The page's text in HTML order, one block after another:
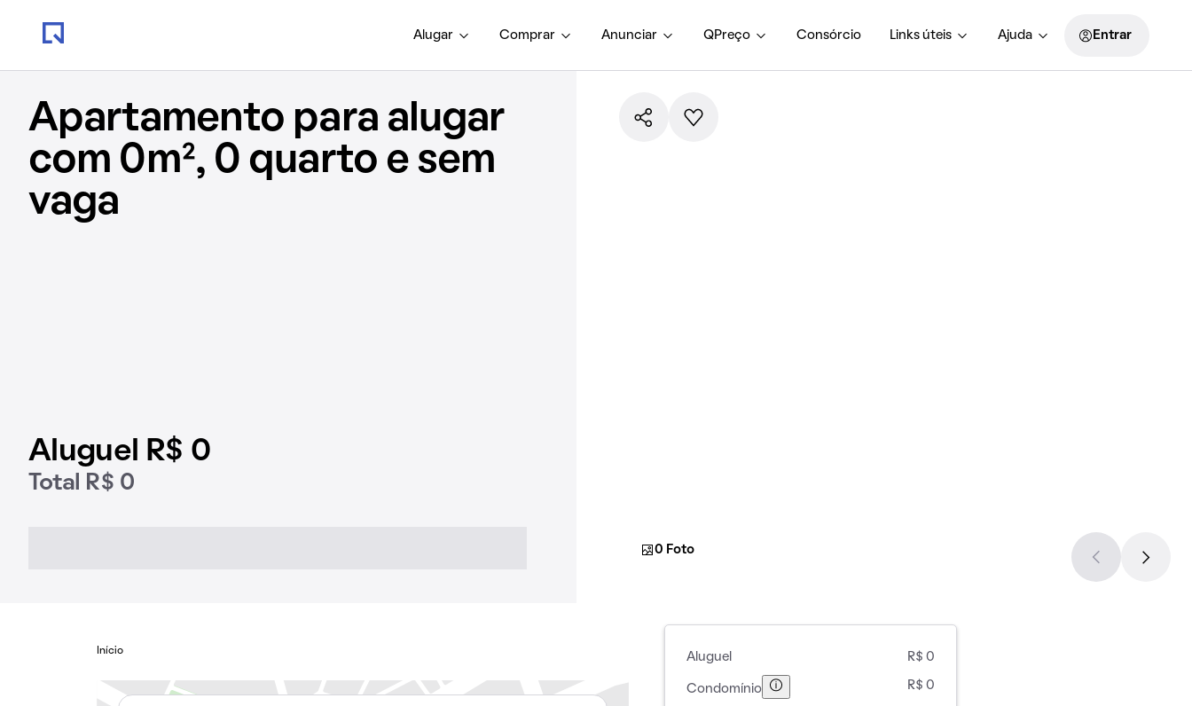
Alugar Comprar Anunciar QPreço Consórcio Links úteis Ajuda Entrar
Apartamento para alugar
com 0m², 0 quarto e sem
vaga
Aluguel R$ 0
Total R$ 0
0 Foto
Início Aluguel R$ 0
Condomínio R$ 0